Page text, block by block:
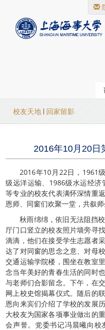
当
前
置
校友天地 回家留影
2016年10月20日
2016年10月22日，1961
级远洋运输、1986级水运经济
等专业的校友代表满怀深情重
恩师、同窗们欢聚一堂，共叙师
秋雨绵绵，依旧无法阻挡
厅门口竖立的校友照片墙旁寻
滴滴，他们在接受学生志愿者
达了对同窗的思念之意、对母
交通运输学院楼，围坐在教室
念当年美好的青春生活的同时
与老师们合影留念。下午，在
网上校史馆揭幕仪式。随后的
恩向来宾们介绍了学校的发展
大校友为国家各项事业做出的
会声誉。党委书记冯晨曦向